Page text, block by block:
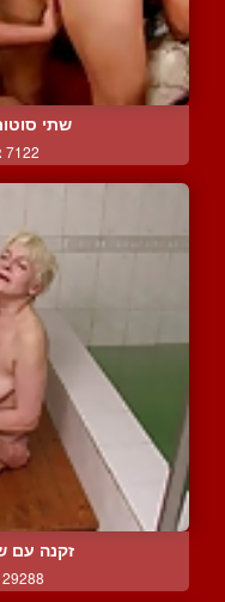
שתי
7122 צפיות
זקנה עם
29288 צפיות